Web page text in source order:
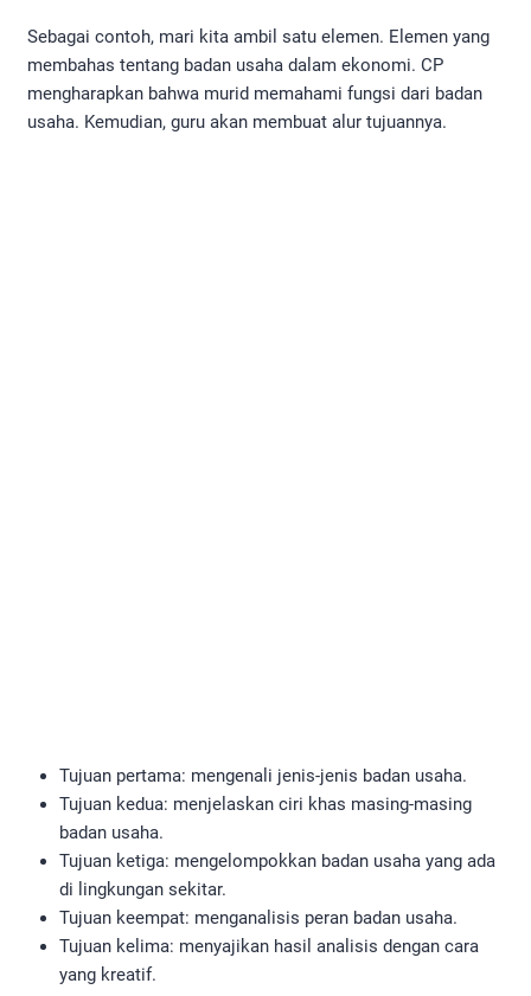
Sebagai contoh, mari kita ambil satu elemen. Elemen yang
membahas tentang badan usaha dalam ekonomi. CP
mengharapkan bahwa murid memahami fungsi dari badan
usaha. Kemudian, guru akan membuat alur tujuannya.
Tujuan pertama: mengenali jenis-jenis badan usaha.
Tujuan kedua: menjelaskan ciri khas masing-masing
badan usaha.
Tujuan ketiga: mengelompokkan badan usaha yang ada
di lingkungan sekitar.
Tujuan keempat: menganalisis peran badan usaha.
Tujuan kelima: menyajikan hasil analisis dengan cara
yang kreatif.